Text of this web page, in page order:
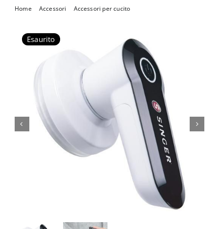
Piedini
Home Accessori
Accessori per cucito
Esaurito